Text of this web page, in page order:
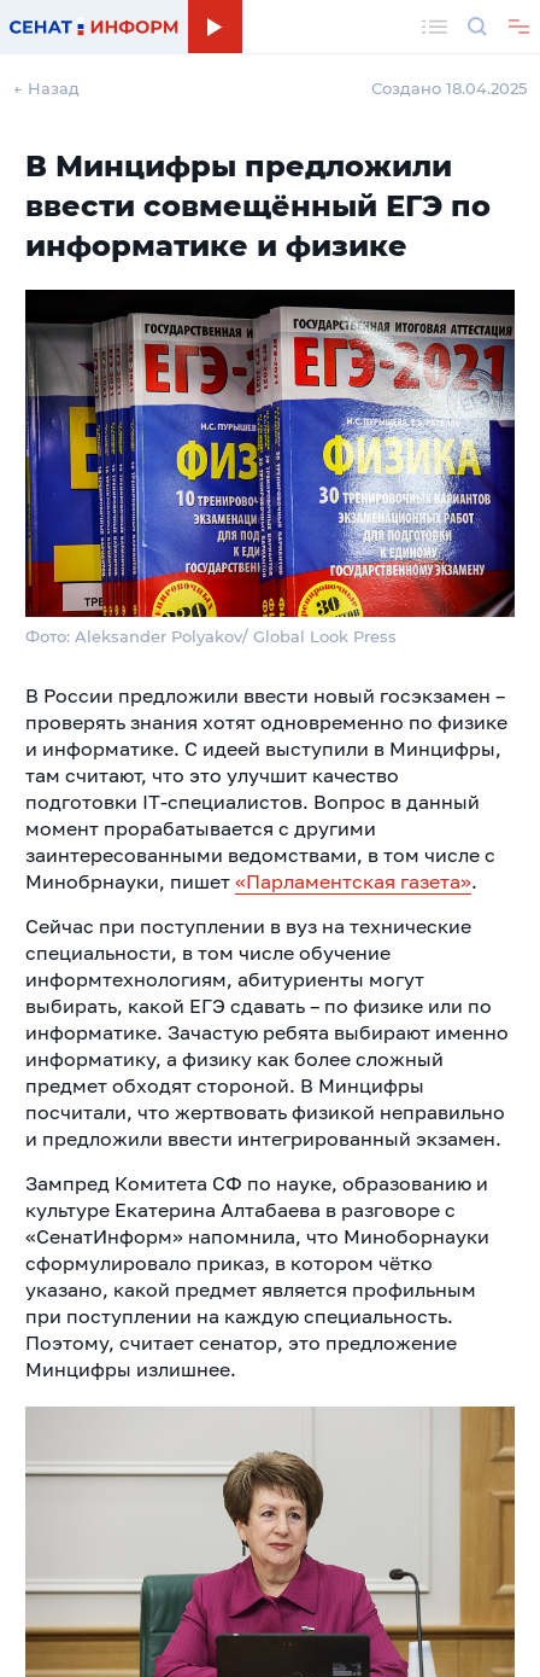
← Назад Создано 18.04.2025
В Минцифры предложили
ввести совмещённый ЕГЭ по
информатике и физике
Фото: Aleksander Polyakov/ Global Look Press
В России предложили ввести новый госэкзамен –
проверять знания хотят одновременно по физике
и информатике. С идеей выступили в Минцифры,
там считают, что это улучшит качество
подготовки IT-специалистов. Вопрос в данный
момент прорабатывается с другими
заинтересованными ведомствами, в том числе с
Минобрнауки, пишет «Парламентская газета».
Сейчас при поступлении в вуз на технические
специальности, в том числе обучение
информтехнологиям, абитуриенты могут
выбирать, какой ЕГЭ сдавать – по физике или по
информатике. Зачастую ребята выбирают именно
информатику, а физику как более сложный
предмет обходят стороной. В Минцифры
посчитали, что жертвовать физикой неправильно
и предложили ввести интегрированный экзамен.
Зампред Комитета СФ по науке, образованию и
культуре Екатерина Алтабаева в разговоре с
«СенатИнформ» напомнила, что Миноборнауки
сформулировало приказ, в котором чётко
указано, какой предмет является профильным
при поступлении на каждую специальность.
Поэтому, считает сенатор, это предложение
Минцифры излишнее.